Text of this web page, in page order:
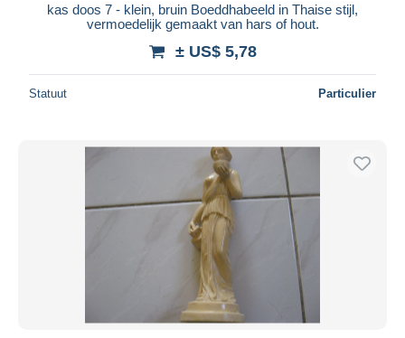
kas doos 7 - klein, bruin Boeddhabeeld in Thaise stijl,
vermoedelijk gemaakt van hars of hout.
± US$ 5,78
Statuut Particulier